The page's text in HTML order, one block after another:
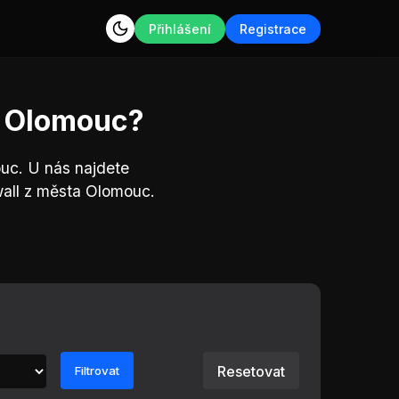
Přihlášení Registrace
U nás najdete
z města Olomouc.
Filtrovat Resetovat